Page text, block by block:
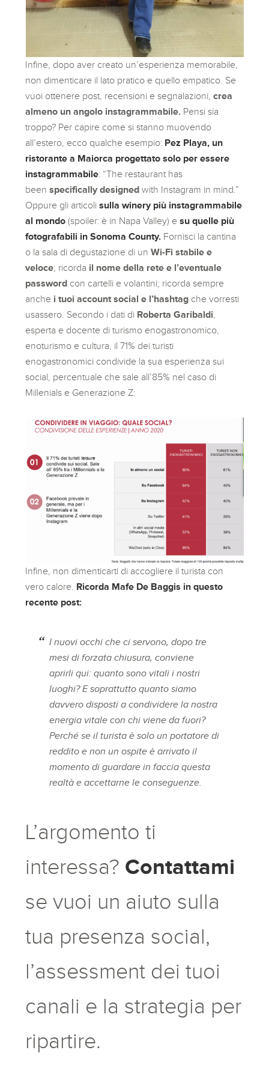
Infine, dopo aver creato un’esperienza memorabile,
non dimenticare il lato pratico e quello empatico. Se
vuoi ottenere post, recensioni e segnalazioni,crea
almeno un angolo instagrammabile. Pensi sia
troppo? Per capire come si stanno muovendo
all’estero, ecco qualche esempio: Pez Playa, un
ristorante a Maiorca progettato solo per essere
instagrammabile: “The restaurant has
beenspecifically designed with Instagram in mind.”
Oppure gli articolisulla winery più instagrammabile
al mondo(spoiler: è in Napa Valley) esu quelle più
fotografabili in Sonoma County. Fornisci la cantina
o la sala di degustazione di unWi-Fi stabile e
veloce; ricorda il nome della rete e l’eventuale
password con cartelli e volantini; ricorda sempre
anche i tuoi account social e l’hashtag che vorresti
usassero. Secondo i dati di Roberta Garibaldi
esperta e docente di turismo enogastronomico,
enoturismo e cultura, il 71% dei turisti
enogastronomici condivide la sua esperienza sui
social, percentuale che sale all’85% nel caso di
Millenials e Generazione Z:
Infine, non dimenticarti di accogliere il turista con
vero calore. Ricorda Mafe De Baggis in questo
recente post:
I nuovi occhi che ci servono, dopo tre
mesi di forzata chiusura, conviene
aprirli qui: quanto sono vitali i nostri
luoghi? E soprattutto quanto siamo
davvero disposti a condividere la nostra
energia vitale con chi viene da fuori?
Perché se il turista è solo un portatore di
reddito e non un ospite è arrivato il
momento di guardare in faccia questa
realtà e accettarne le conseguenze.
L’argomento ti
interessa? Contattami
se vuoi un aiuto sulla
tua presenza social,
l’assessment dei tuoi
canali e la strategia per
ripartire.